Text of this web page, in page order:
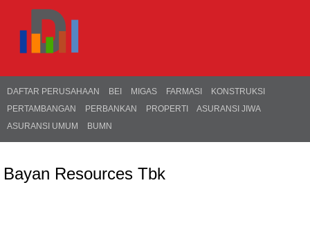
DAFTAR PERUSAHAAN BEI MIGAS FARMASI
KONSTRUKSI
PERTAMBANGAN
PERBANKAN PROPERTI
ASURANSI JIWA
ASURANSI UMUM
BUMN
Bayan Resources Tbk